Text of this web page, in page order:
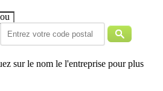
ou
sur le nom le l'entreprise pour plus